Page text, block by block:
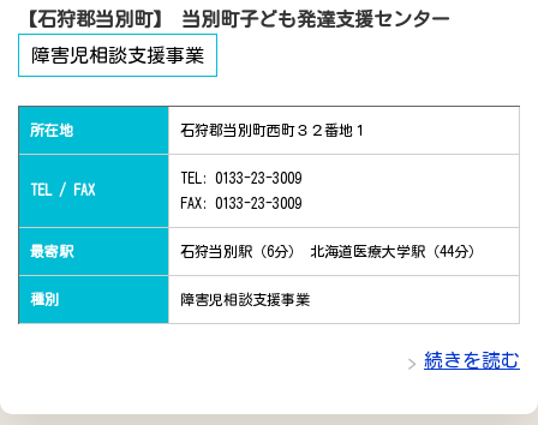
【石狩郡当別町】 当別町子ども発達支援センター
障害児相談支援事業
所在地 石狩郡当別町西町３２番地１
TEL / FAX
TEL: 0133-23-3009
FAX: 0133-23-3009
最寄駅 石狩当別駅（6分） 北海道医療大学駅（44分）
種別 障害児相談支援事業
続きを読む